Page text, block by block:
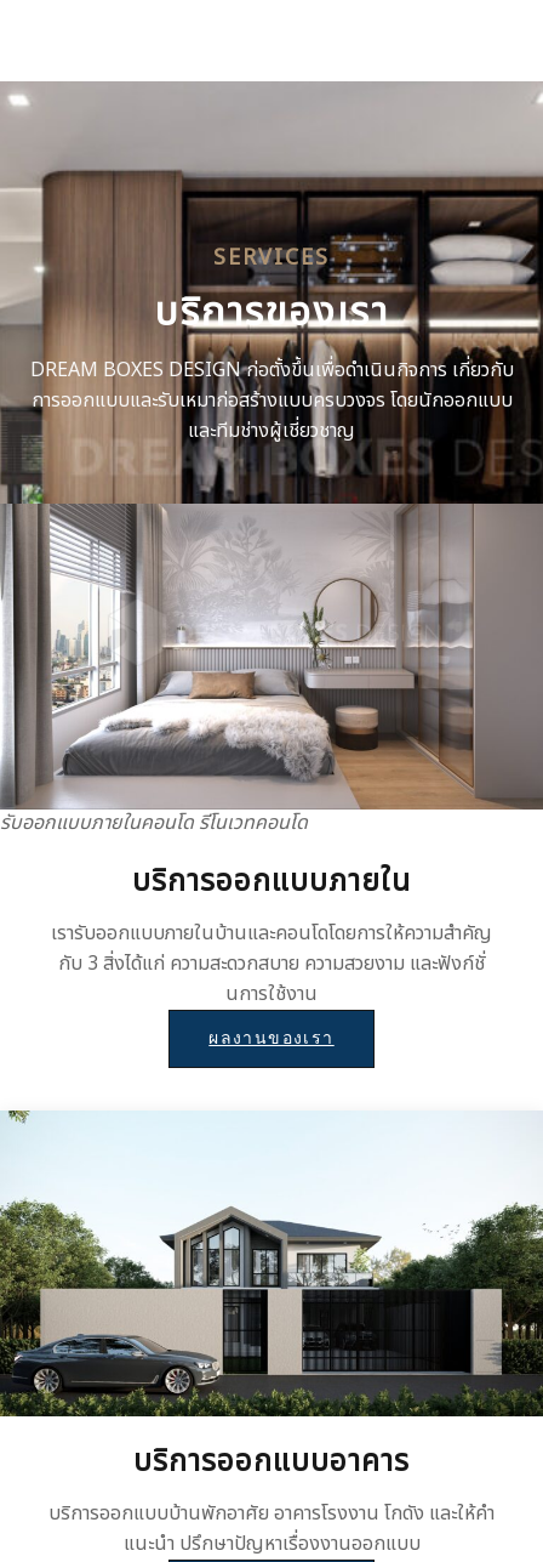
SERVICES
บริการของเรา
DREAM BOXES DESIGN ก่อตั้งขึ้นเพื่อดำเนินกิจการ เกี่ยวกับ
การออกแบบและรับเหมาก่อสร้างแบบครบวงจร โดยนักออกแบบ
และทีมช่างผู้เชี่ยวชาญ
รับออกแบบภายในคอนโด รีโนเวทคอนโด
บริการออกแบบภายใน
เรารับออกแบบภายในบ้านและคอนโดโดยการให้ความสำคัญ
กับ 3 สิ่งได้แก่ ความสะดวกสบาย ความสวยงาม และฟังก์ชั่
นการใช้งาน
ผลงานของเรา
บริการออกแบบอาคาร
บริการออกแบบบ้านพักอาศัย อาคารโรงงาน โกดัง และให้คำ
แนะนำ ปรึกษาปัญหาเรื่องงานออกแบบ